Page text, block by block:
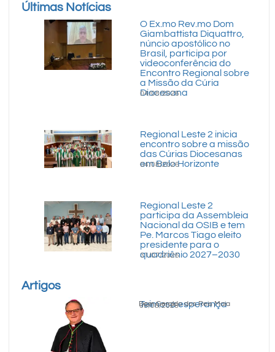
Últimas Notícias
O Ex.mo Rev.mo Dom
Giambattista Diquattro,
núncio apostólico no
Brasil, participa por
videoconferência do
Encontro Regional sobre
a Missão da Cúria
Diocesana
04/08/2026
Regional Leste 2 inicia
encontro sobre a missão
das Cúrias Diocesanas
em Belo Horizonte
04/08/2026
Regional Leste 2
participa da Assembleia
Nacional da OSIB e tem
Pe. Marcos Tiago eleito
presidente para o
quadriênio 2027–2030
31/07/2026
Artigos
Teimosa esperança
Dom Geraldo dos Reis Maia
05/08/2026